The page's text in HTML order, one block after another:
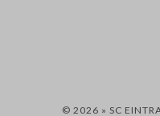
© 2026 » SC